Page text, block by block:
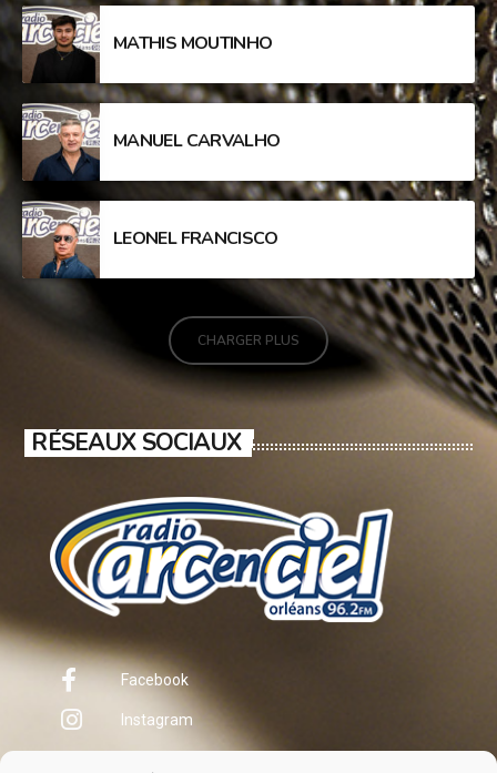
MATHIS MOUTINHO
MANUEL CARVALHO
LEONEL FRANCISCO
CHARGER PLUS
RÉSEAUX SOCIAUX
Facebook
Instagram